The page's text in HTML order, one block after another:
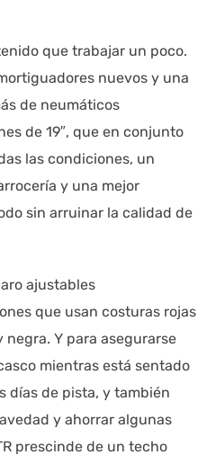
que trabajar un poco.
nuevos y una
de neumáticos
de 19″, que en conjunto
las condiciones, un
y una mejor
sin arruinar la calidad de
ajustables
que usan costuras rojas
Y para asegurarse
mientras está sentado
días de pista, y también
y ahorrar algunas
prescinde de un techo